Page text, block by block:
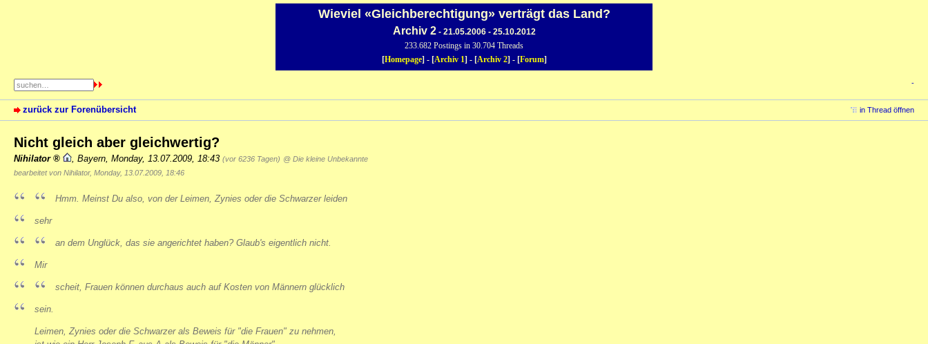
Wieviel «Gleichberechtigung» verträgt das Land?
Archiv 2- 21.05.2006 - 25.10.2012
233.682 Postings in 30.704 Threads
[Homepage] - [Archiv 1] - [Archiv 2] - [Forum]
-
zurück zur Forenübersicht in Thread öffnen
Nicht gleich aber gleichwertig?
Nihilator Bayern Monday, 13.07.2009, 18:43 (vor 6236 Tagen) @ Die kleine Unbekannte
bearbeitet von Nihilator, Monday, 13.07.2009, 18:46
Hmm. Meinst Du also, von der Leimen, Zynies oder die Schwarzer leiden
sehr
an dem Unglück, das sie angerichtet haben? Glaub's eigentlich nicht.
Mir
scheit, Frauen können durchaus auch auf Kosten von Männern glücklich
sein.
Leimen, Zynies oder die Schwarzer als Beweis für "die Frauen" zu nehmen,